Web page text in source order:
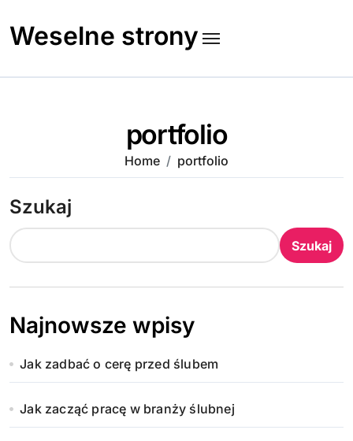
to
content
Weselne strony
portfolio
Home portfolio
Szukaj
Szukaj
Najnowsze wpisy
Jak zadbać o cerę przed ślubem
Jak zacząć pracę w branży ślubnej